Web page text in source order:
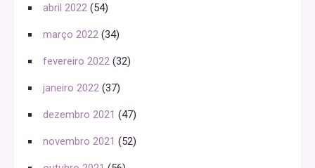
abril 2022 (54)
março 2022 (34)
fevereiro 2022 (32)
janeiro 2022 (37)
dezembro 2021 (47)
novembro 2021 (52)